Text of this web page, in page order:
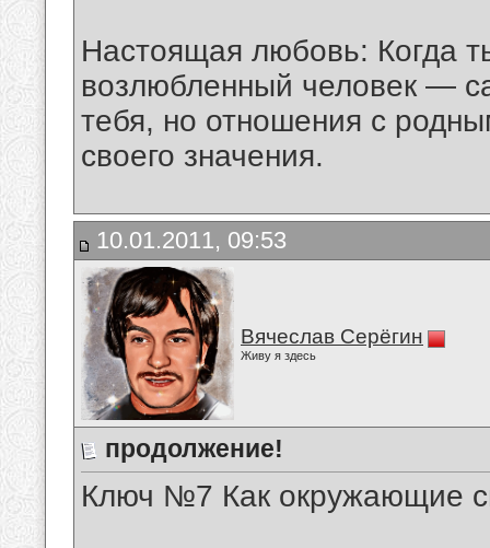
Настоящая любовь: Когда
возлюбленный человек —
тебя, но отношения с
своего значения.
10.01.2011, 09:53
Вячеслав Серёгин
Живу я здесь
продолжение!
Ключ №7 Как окружающие